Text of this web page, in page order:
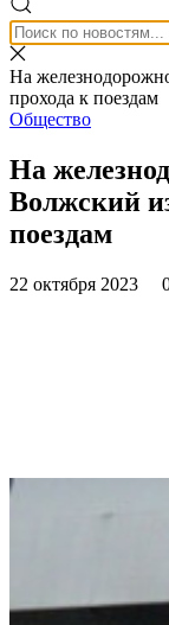
На
прохода к поездам
Общество
На
Волжский
поездам
22 октября 2023